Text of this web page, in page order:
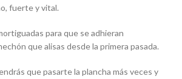
fuerte y vital.
para que se adhieran
que alisas desde la primera pasada.
que pasarte la plancha más veces y